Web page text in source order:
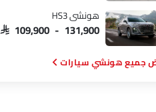
هونشي HS3
SAR 109,900 - 131,900
هونشي سيارات